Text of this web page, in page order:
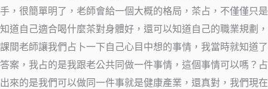
手，很簡單明了，老師會給一個大概的格局，茶占，不僅僅只是
知道自己適合喝什麼茶對身體好，還可以知道自己的職業規劃，
課間老師讓我們占卜一下自己心目中想的事情，我當時就知道了
答案，我占的是我跟老公共同做一件事情，這個事情可以嗎？占
出來的是我們可以做同一件事就是健康產業，還真對，我們現在